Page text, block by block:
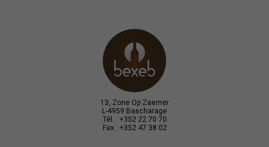
13, Zone Op Zaemer
L-4959 Bascharage
Tél. : +352 22 70 70
Fax : +352 47 38 02